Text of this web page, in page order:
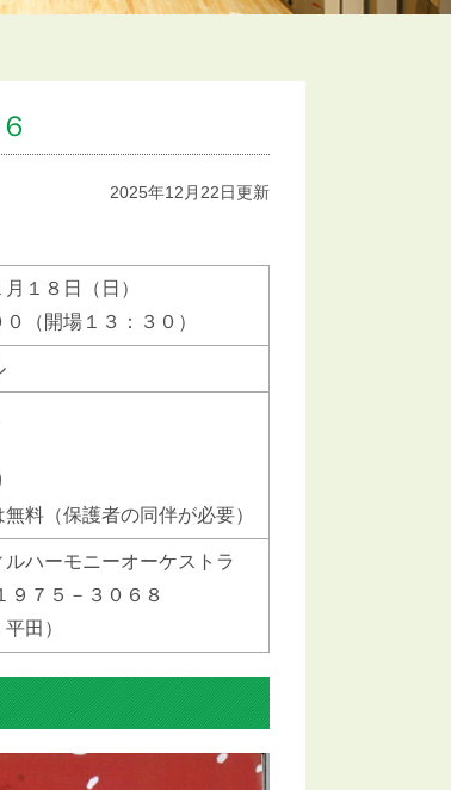
2025年12月22日更新
１８日（日）
（開場１３：３０）
無料（保護者の同伴が必要）
ハーモニーオーケストラ
７５－３０６８
田）